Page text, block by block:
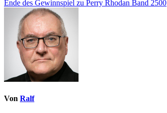
Ende des Gewinnspiel zu Perry Rhodan Band 2500
Von Ralf